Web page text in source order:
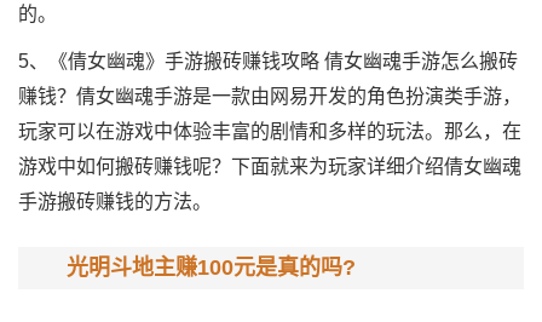
的。
5、《倩女幽魂》手游搬砖赚钱攻略 倩女幽魂手游怎么搬砖
赚钱？倩女幽魂手游是一款由网易开发的角色扮演类手游，
玩家可以在游戏中体验丰富的剧情和多样的玩法。那么，在
游戏中如何搬砖赚钱呢？下面就来为玩家详细介绍倩女幽魂
手游搬砖赚钱的方法。
光明斗地主赚100元是真的吗?